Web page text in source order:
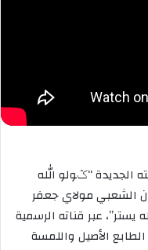
الجديدة “ݣولو الله
الشعبي مولاي جعفر
يستر”، عبر قناته الرسمية
الأصيل واللمسة